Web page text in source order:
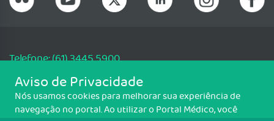
Telefone: (61) 3445 5900
Email: cfm@portalmedico.org.br
SGAS 616, Conjunto D, Lote 115, L2 Sul, Brasília/DF - CEP: 70200-760 -
CNPJ: 33.583.550/0001-30
Aviso de Privacidade
Nós usamos cookies para melhorar sua experiência de
navegação no portal. Ao utilizar o Portal Médico, você